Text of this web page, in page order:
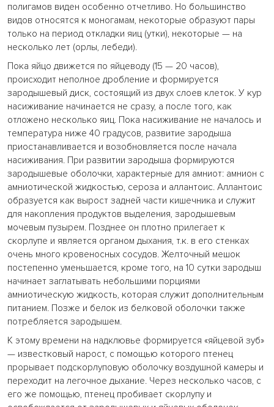
полигамов виден особенно отчетливо. Но большинство
видов относятся к моногамам, некоторые образуют пары
только на период откладки яиц (утки), некоторые — на
несколько лет (орлы, лебеди).
Пока яйцо движется по яйцеводу (15 — 20 часов),
происходит неполное дробление и формируется
зародышевый диск, состоящий из двух слоев клеток. У кур
насиживание начинается не сразу, а после того, как
отложено несколько яиц. Пока насиживание не началось и
температура ниже 40 градусов, развитие зародыша
приостанавливается и возобновляется после начала
насиживания. При развитии зародыша формируются
зародышевые оболочки, характерные для амниот: амнион с
амниотической жидкостью, сероза и аллантоис. Аллантоис
образуется как вырост задней части кишечника и служит
для накопления продуктов выделения, зародышевым
мочевым пузырем. Позднее он плотно прилегает к
скорлупе и является органом дыхания, т.к. в его стенках
очень много кровеносных сосудов. Желточный мешок
постепенно уменьшается, кроме того, на 10 сутки зародыш
начинает заглатывать небольшими порциями
амниотическую жидкость, которая служит дополнительным
питанием. Позже и белок из белковой оболочки также
потребляется зародышем.
К этому времени на надклювье формируется «яйцевой зуб»
— известковый нарост, с помощью которого птенец
прорывает подскорлуповую оболочку воздушной камеры и
переходит на легочное дыхание. Через несколько часов, с
его же помощью, птенец пробивает скорлупу и